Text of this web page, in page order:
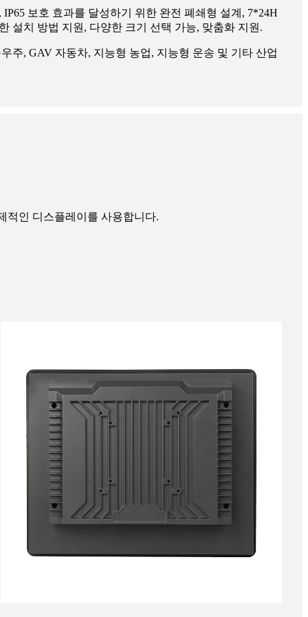
보호 효과를 달성하기 위한 완전 폐쇄형 설계, 7*24H
설치 방법 지원, 다양한 크기 선택 가능, 맞춤화 지원.
주, GAV 자동차, 지능형 농업, 지능형 운송 및 기타 산업
적인 디스플레이를 사용합니다.